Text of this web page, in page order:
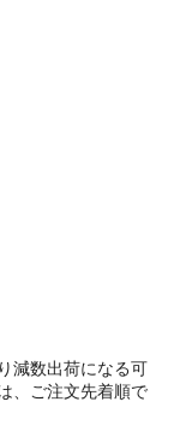
減数出荷になる可
、ご注文先着順で